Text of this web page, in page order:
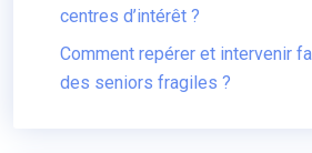
centres d’intérêt ?
Comment repérer et intervenir
des seniors fragiles ?